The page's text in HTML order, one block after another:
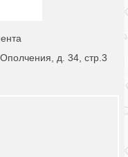
д. 34, стр.3